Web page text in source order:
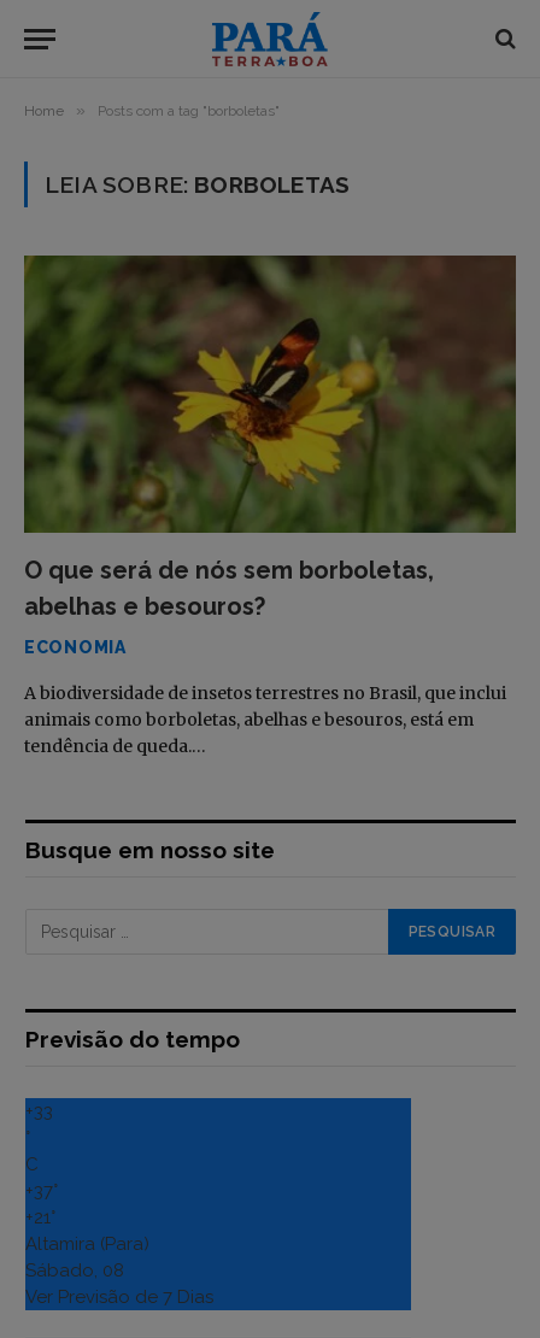
Home » Posts com a tag "borboletas"
LEIA SOBRE: BORBOLETAS
O que será de nós sem borboletas,
abelhas e besouros?
ECONOMIA
A biodiversidade de insetos terrestres no Brasil, que inclui
animais como borboletas, abelhas e besouros, está em
tendência de queda.…
Busque em nosso site
Previsão do tempo
+33
°
C
+37°
+21°
Altamira (Para)
Sábado, 08
Ver Previsão de 7 Dias